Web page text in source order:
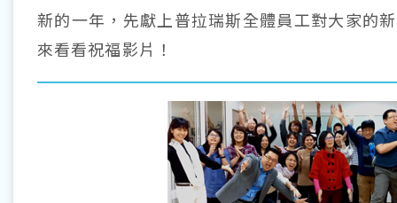
新的一年，先獻上普拉瑞斯全體員工對大家的
來看看祝福影片！